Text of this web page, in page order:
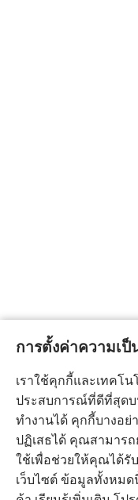
การตั้งค่าความเ
เราใช้คุกกี้และเทคโ
ประสบการณ์ที่ดีที่สุดบ
ทำงานได้ คุกกี้บางอย่
ปฏิเสธได้ คุณสามารถ
ใช้เพื่อช่วยให้คุณได้รั
เว็บไซต์ ข้อมูลทั้งหม